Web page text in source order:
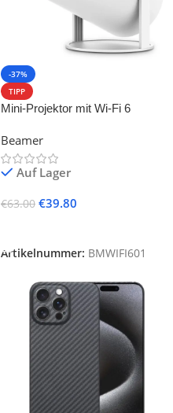
-37%
TIPP
Mini-Projektor mit Wi-Fi 6
Beamer
Auf Lager
€63.00 €39.80
Artikelnummer: BMWIFI601